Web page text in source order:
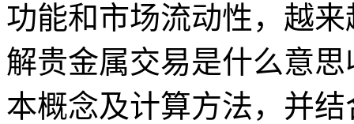
功能和市场流动性，越
解贵金属交易是什么意
本概念及计算方法，并